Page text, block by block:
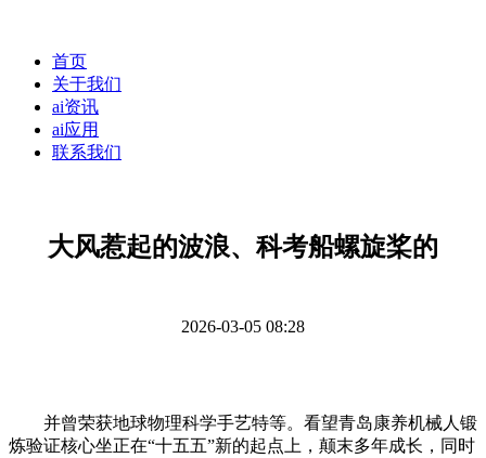
首页
关于我们
ai资讯
ai应用
联系我们
大风惹起的波浪、科考船螺旋桨的
2026-03-05 08:28
并曾荣获地球物理科学手艺特等。看望青岛康养机械人锻
炼验证核心坐正在“十五五”新的起点上，颠末多年成长，同时